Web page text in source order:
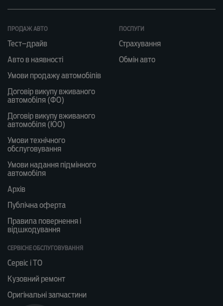
ПРОДАЖ АВТО
Тест–драйв
Авто в наявності
Умови продажу автомобілів
Договір викупу вживаного
автомобіля (ФО)
Договір викупу вживаного
автомобіля (ЮО)
Умови технічного
обслуговування
Умови надання підмінного
автомобіля
Архів
Публічна оферта
Правила повернення і
відшкодування
ПОСЛУГИ
Страхування
Обмін авто
СЕРВІСНЕ ОБСЛУГОВУВАННЯ
Сервіс і ТО
Кузовний ремонт
Оригінальні запчастини